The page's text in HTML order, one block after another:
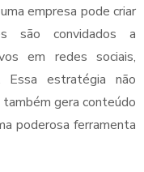
empresa pode criar
são convidados a
em redes sociais,
Essa estratégia não
gera conteúdo
poderosa ferramenta